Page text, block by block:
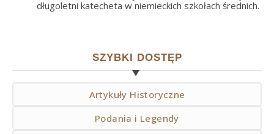
długoletni katecheta w niemieckich szkołach średnich.
SZYBKI DOSTĘP
Artykuły Historyczne
Podania i Legendy